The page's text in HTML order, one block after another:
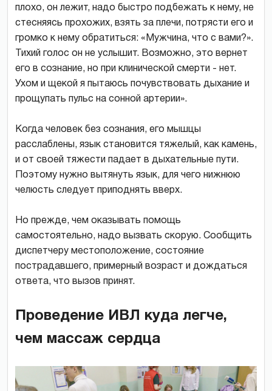
плохо, он лежит, надо быстро подбежать к нему, не
стесняясь прохожих, взять за плечи, потрясти его и
громко к нему обратиться: «Мужчина, что с вами?».
Тихий голос он не услышит. Возможно, это вернет
его в сознание, но при клинической смерти - нет.
Ухом и щекой я пытаюсь почувствовать дыхание и
прощупать пульс на сонной артерии».
Когда человек без сознания, его мышцы
расслаблены, язык становится тяжелый, как камень,
и от своей тяжести падает в дыхательные пути.
Поэтому нужно вытянуть язык, для чего нижнюю
челюсть следует приподнять вверх.
Но прежде, чем оказывать помощь
самостоятельно, надо вызвать скорую. Сообщить
диспетчеру местоположение, состояние
пострадавшего, примерный возраст и дождаться
ответа, что вызов принят.
Проведение ИВЛ куда легче,
чем массаж сердца